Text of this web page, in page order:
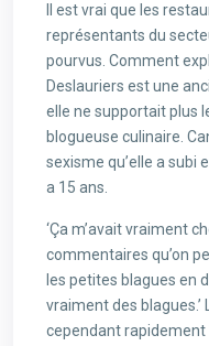
Il est vrai que les
représentants du
pourvus. Comment
Deslauriers est une
elle ne supportait plus
blogueuse culinaire.
sexisme qu’elle a subi
a 15 ans.
‘Ça m’avait vraiment
commentaires qu’on
les petites blagues en
vraiment des blagues.’
cependant rapidement